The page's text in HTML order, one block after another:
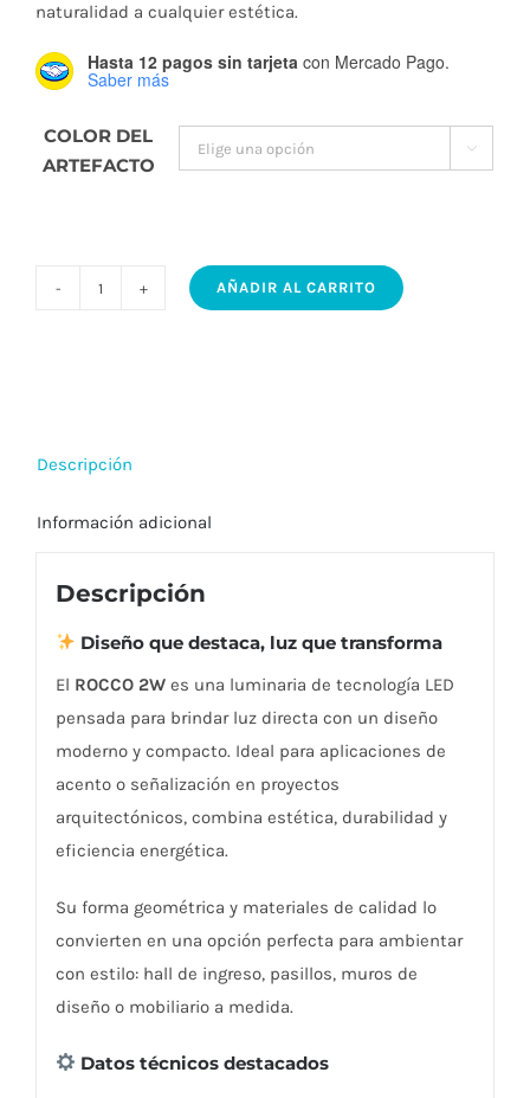
naturalidad a cualquier estética.
Hasta 12 pagos sin tarjeta con Mercado Pago.
Saber más
COLOR DEL
ARTEFACTO

LED
|
-
luz
dimerizable
cantidad
AÑADIR AL CARRITO
Descripción
Información adicional
Descripción
Diseño que destaca, luz que transforma
El ROCCO 2Wes una luminaria de tecnología LED
pensada para brindar luz directa con un diseño
moderno y compacto. Ideal para aplicaciones de
acento o señalización en proyectos
arquitectónicos, combina estética, durabilidad y
eficiencia energética.
Su forma geométrica y materiales de calidad lo
convierten en una opción perfecta para ambientar
con estilo: hall de ingreso, pasillos, muros de
diseño o mobiliario a medida.
Datos técnicos destacados